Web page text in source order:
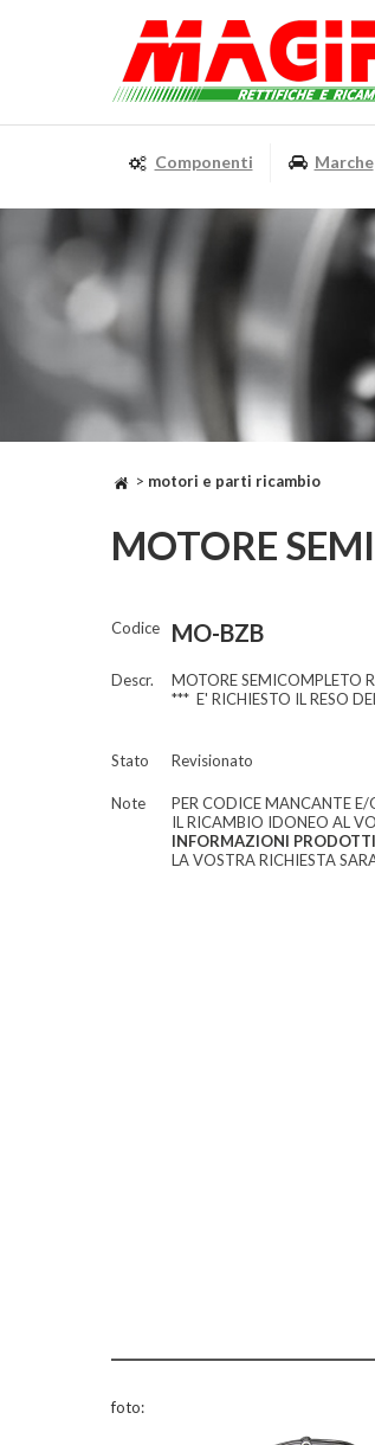
Componenti Marche
> motori e parti ricambio
MOTORE
Codice MO-BZB
Descr.
MOTORE SEMICOMPLETO
*** E' RICHIESTO IL RESO
Stato Revisionato
Note
PER CODICE MANCANTE
IL RICAMBIO IDONEO AL
INFORMAZIONI PRODOTTI
LA VOSTRA RICHIESTA
foto: